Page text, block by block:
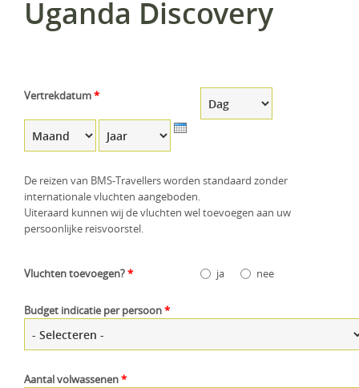
Groepsreis
Uganda
KLM Preferred Partner
Uganda Discovery
Vertrekdatum*
De reizen van BMS-Travellers worden standaard zonder
internationale vluchten aangeboden.
Uiteraard kunnen wij de vluchten wel toevoegen aan uw
persoonlijke reisvoorstel.
Vluchten toevoegen?* ja nee
Budget indicatie per persoon*
Aantal volwassenen*